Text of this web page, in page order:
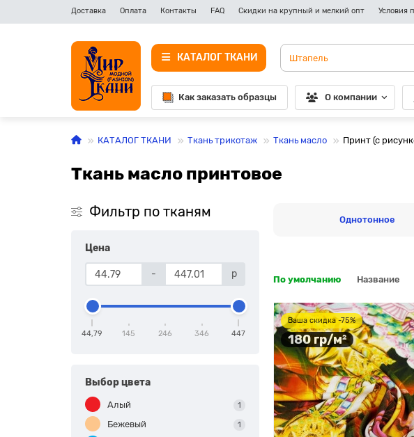
Доставка Оплата Контакты FAQ Скидки на крупный и мелкий опт Условия
КАТАЛОГ ТКАНИ
Как заказать образцы О компании
КАТАЛОГ ТКАНИ Ткань трикотаж Ткань масло Принт (с
Ткань масло принтовое
Фильтр по тканям
Цена
- р
44,79 145 246 346 447
Выбор цвета
Алый 1
Бежевый 1
Однотонное
По умолчанию Название
Ваша скидка -75%
180 гр/м²